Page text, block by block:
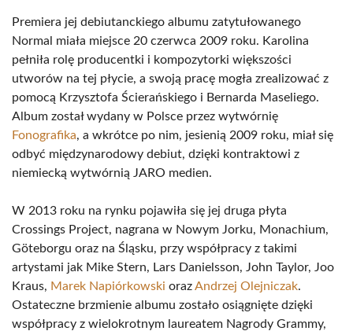
Premiera jej debiutanckiego albumu zatytułowanego
Normal miała miejsce 20 czerwca 2009 roku. Karolina
pełniła rolę producentki i kompozytorki większości
utworów na tej płycie, a swoją pracę mogła zrealizować z
pomocą Krzysztofa Ścierańskiego i Bernarda Maseliego.
Album został wydany w Polsce przez wytwórnię
Fonografika, a wkrótce po nim, jesienią 2009 roku, miał się
odbyć międzynarodowy debiut, dzięki kontraktowi z
niemiecką wytwórnią JARO medien.
W 2013 roku na rynku pojawiła się jej druga płyta
Crossings Project, nagrana w Nowym Jorku, Monachium,
Göteborgu oraz na Śląsku, przy współpracy z takimi
artystami jak Mike Stern, Lars Danielsson, John Taylor, Joo
Kraus, Marek Napiórkowski orazAndrzej Olejniczak.
Ostateczne brzmienie albumu zostało osiągnięte dzięki
współpracy z wielokrotnym laureatem Nagrody Grammy,